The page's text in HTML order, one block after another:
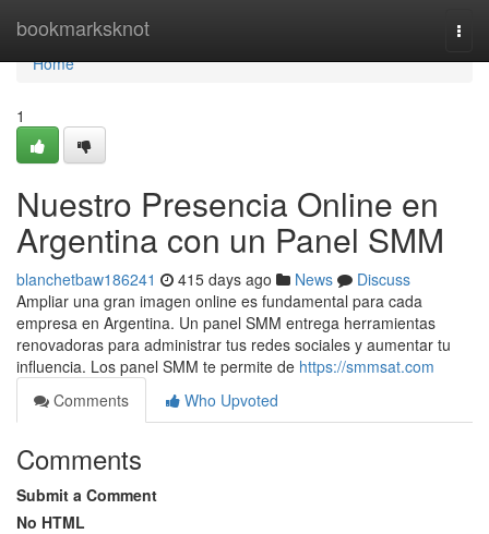
bookmarksknot
Home
Home
1
Nuestro Presencia Online en
Argentina con un Panel SMM
blanchetbaw186241 415 days ago News
Discuss
Ampliar una gran imagen online es fundamental para cada
empresa en Argentina. Un panel SMM entrega herramientas
renovadoras para administrar tus redes sociales y aumentar tu
influencia. Los panel SMM te permite de https://smmsat.com
Comments
Who Upvoted
Comments
Submit a Comment
No HTML